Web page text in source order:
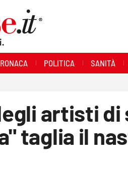
POLITICA SANITÀ
artisti
taglia il